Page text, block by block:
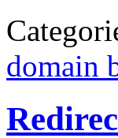
domain